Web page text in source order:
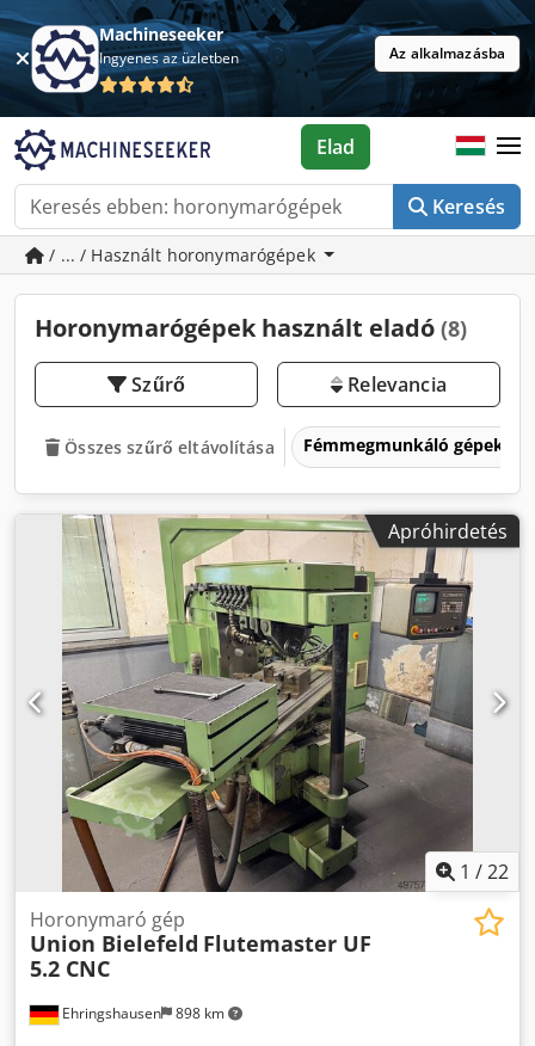
Machineseeker
Ingyenes az üzletben Az alkalmazásba
Keresés
Elad
/ ... / Használt horonymarógépek
Horonymarógépek használt eladó (8)
Szűrő Relevancia
Összes szűrő eltávolítása Fémmegmunkáló gépek és
Apróhirdetés
1 /22
Ehringshausen 898 km
Horonymaró gép
Union Bielefeld Flutemaster UF
5.2 CNC